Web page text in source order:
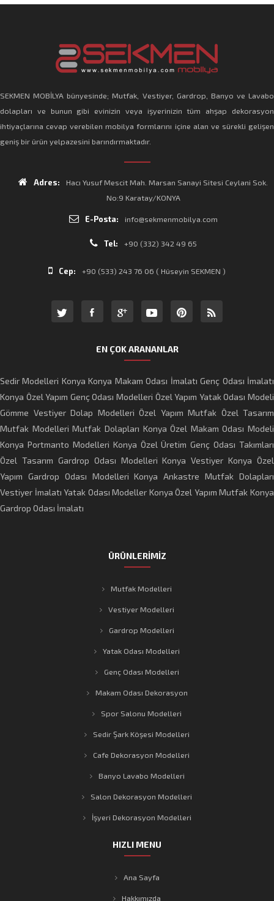
SEKMEN MOBİLYA bünyesinde; Mutfak, Vestiyer, Gardrop, Banyo ve Lavabo
dolapları ve bunun gibi evinizin veya işyerinizin tüm ahşap dekorasyon
ihtiyaçlarına cevap verebilen mobilya formlarını içine alan ve sürekli gelişen
geniş bir ürün yelpazesini barındırmaktadır.
Adres:
Hacı Yusuf Mescit Mah. Marsan Sanayi Sitesi Ceylani Sok.
No:9 Karatay/KONYA
E-Posta: info@sekmenmobilya.com
Tel: +90 (332) 342 49 65
Cep: +90 (533) 243 76 06 ( Hüseyin SEKMEN )
EN ÇOK ARANANLAR
Sedir Modelleri Konya Konya Makam Odası İmalatı Genç Odası İmalatı
Konya Özel Yapım Genç Odası Modelleri Özel Yapım Yatak Odası Modeli
Gömme Vestiyer Dolap Modelleri Özel Yapım Mutfak Özel Tasarım
Mutfak Modelleri Mutfak Dolapları Konya Özel Makam Odası Modeli
Konya Portmanto Modelleri Konya Özel Üretim Genç Odası Takımları
Özel Tasarım Gardrop Odası Modelleri Konya Vestiyer Konya Özel
Yapım Gardrop Odası Modelleri Konya Ankastre Mutfak Dolapları
Vestiyer İmalatı Yatak Odası Modeller Konya Özel Yapım Mutfak Konya
Gardrop Odası İmalatı
ÜRÜNLERİMİZ
Mutfak Modelleri
Vestiyer Modelleri
Gardrop Modelleri
Yatak Odası Modelleri
Genç Odası Modelleri
Makam Odası Dekorasyon
Spor Salonu Modelleri
Sedir Şark Köşesi Modelleri
Cafe Dekorasyon Modelleri
Banyo Lavabo Modelleri
Salon Dekorasyon Modelleri
İşyeri Dekorasyon Modelleri
HIZLI MENU
Ana Sayfa
Hakkımızda